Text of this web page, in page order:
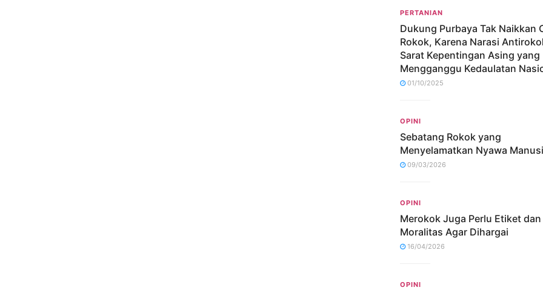
PERTANIAN
Dukung Purbaya Tak Naikkan
Rokok, Karena Narasi
Sarat Kepentingan Asing yang
Mengganggu Kedaulatan
01/10/2025
OPINI
Sebatang Rokok yang
Menyelamatkan Nyawa
09/03/2026
OPINI
Merokok Juga Perlu Etiket dan
Moralitas Agar Dihargai
16/04/2026
OPINI